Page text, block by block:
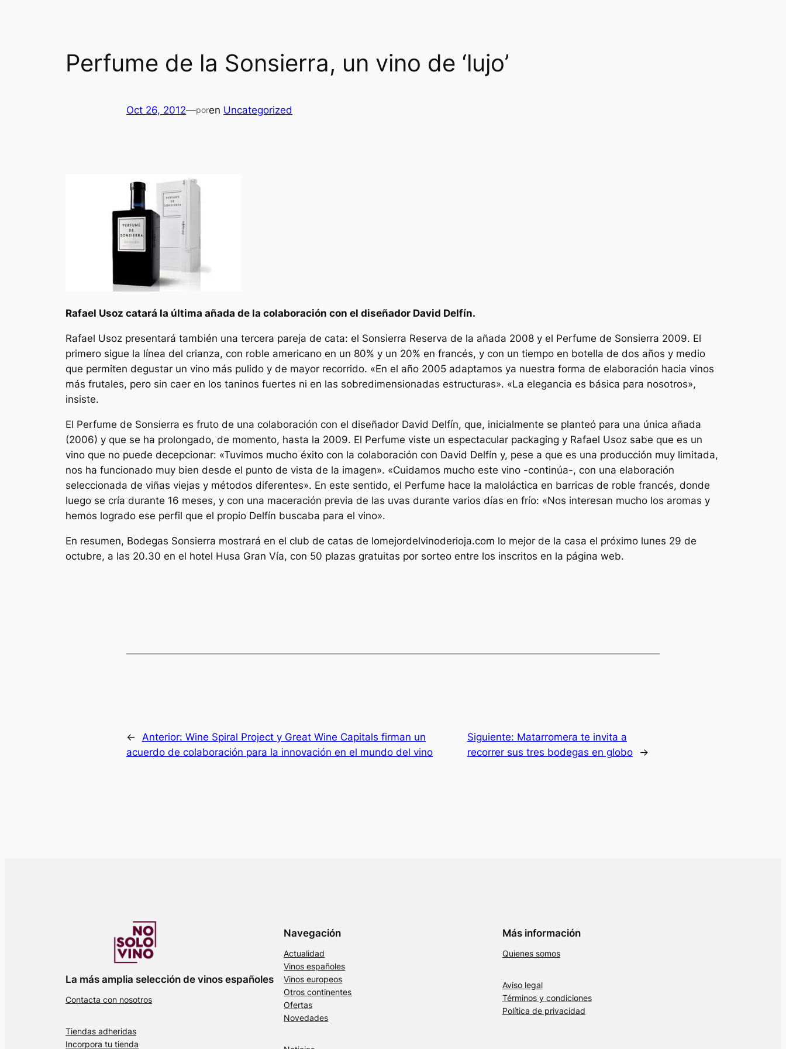
Perfume de la Sonsierra, un vino de ‘lujo’
Oct 26, 2012—poren Uncategorized
Rafael Usoz catará la última añada de la colaboración con el diseñador David Delfín.
Rafael Usoz presentará también una tercera pareja de cata: el Sonsierra Reserva de la añada 2008 y el Perfume de Sonsierra 2009. El
primero sigue la línea del crianza, con roble americano en un 80% y un 20% en francés, y con un tiempo en botella de dos años y medio
que permiten degustar un vino más pulido y de mayor recorrido. «En el año 2005 adaptamos ya nuestra forma de elaboración hacia vinos
más frutales, pero sin caer en los taninos fuertes ni en las sobredimensionadas estructuras». «La elegancia es básica para nosotros»,
insiste.
El Perfume de Sonsierra es fruto de una colaboración con el diseñador David Delfín, que, inicialmente se planteó para una única añada
(2006) y que se ha prolongado, de momento, hasta la 2009. El Perfume viste un espectacular packaging y Rafael Usoz sabe que es un
vino que no puede decepcionar: «Tuvimos mucho éxito con la colaboración con David Delfín y, pese a que es una producción muy limitada,
nos ha funcionado muy bien desde el punto de vista de la imagen». «Cuidamos mucho este vino -continúa-, con una elaboración
seleccionada de viñas viejas y métodos diferentes». En este sentido, el Perfume hace la maloláctica en barricas de roble francés, donde
luego se cría durante 16 meses, y con una maceración previa de las uvas durante varios días en frío: «Nos interesan mucho los aromas y
hemos logrado ese perfil que el propio Delfín buscaba para el vino».
En resumen, Bodegas Sonsierra mostrará en el club de catas de lomejordelvinoderioja.com lo mejor de la casa el próximo lunes 29 de
octubre, a las 20.30 en el hotel Husa Gran Vía, con 50 plazas gratuitas por sorteo entre los inscritos en la página web.
← Anterior: Wine Spiral Project y Great Wine Capitals firman un
acuerdo de colaboración para la innovación en el mundo del vino
Siguiente: Matarromera te invita a
recorrer sus tres bodegas en globo
→
La más amplia selección de vinos españoles
Contacta con nosotros
Tiendas adheridas
Incorpora tu tienda
Navegación
Actualidad
Vinos españoles
Vinos europeos
Otros continentes
Ofertas
Novedades
Más información
Quienes somos
Aviso legal
Términos y condiciones
Política de privacidad